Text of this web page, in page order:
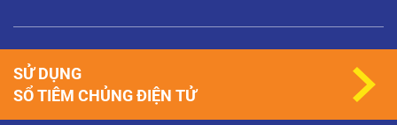
SỬ DỤNG
SỔ TIÊM CHỦNG ĐIỆN TỬ